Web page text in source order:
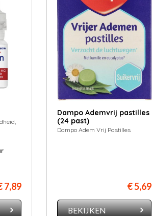
7,89
Dampo Ademvrij pastilles
(24 past)
Dampo Adem Vrij Pastilles
€ 5,69
BEKIJKEN